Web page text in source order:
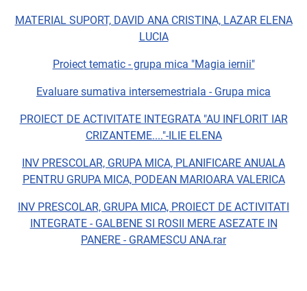
MATERIAL SUPORT, DAVID ANA CRISTINA, LAZAR ELENA
LUCIA
Proiect tematic - grupa mica "Magia iernii"
Evaluare sumativa intersemestriala - Grupa mica
PROIECT DE ACTIVITATE INTEGRATA "AU INFLORIT IAR
CRIZANTEME...."-ILIE ELENA
INV PRESCOLAR, GRUPA MICA, PLANIFICARE ANUALA
PENTRU GRUPA MICA, PODEAN MARIOARA VALERICA
INV PRESCOLAR, GRUPA MICA, PROIECT DE ACTIVITATI
INTEGRATE - GALBENE SI ROSII MERE ASEZATE IN
PANERE - GRAMESCU ANA.rar